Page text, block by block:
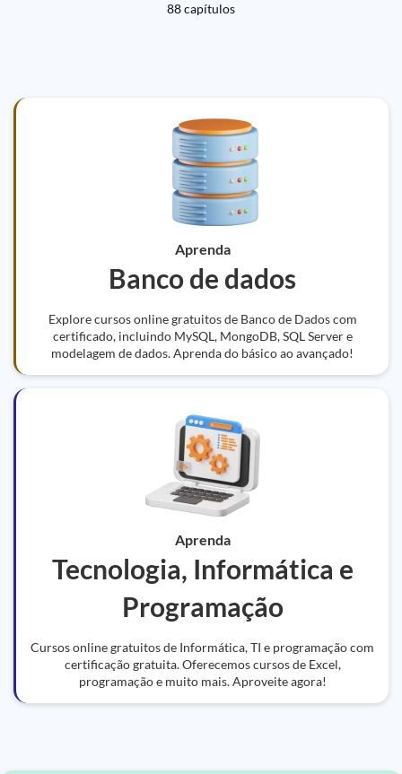
88 capítulos
Aprenda
Banco de dados
Explore cursos online gratuitos de Banco de Dados com
certificado, incluindo MySQL, MongoDB, SQL Server e
modelagem de dados. Aprenda do básico ao avançado!
Aprenda
Tecnologia, Informática e
Programação
Cursos online gratuitos de Informática, TI e programação com
certificação gratuita. Oferecemos cursos de Excel,
programação e muito mais. Aproveite agora!